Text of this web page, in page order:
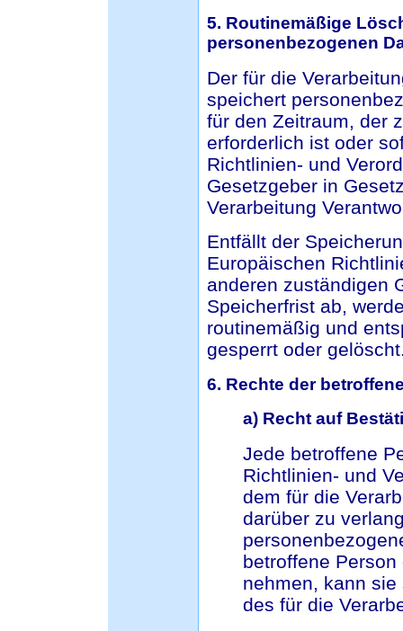
5. Routinemäßige
personenbezogenen
Der für die
speichert
für den Zeitraum, der
erforderlich ist oder
Richtlinien- und
Gesetzgeber in
Verarbeitung
Entfällt der
Europäischen
anderen zuständigen
Speicherfrist ab,
routinemäßig und
gesperrt oder
6. Rechte der
a) Recht auf
Jede betroffene
Richtlinien- und
dem für die
darüber zu
betroffene
nehmen, kann
des für die